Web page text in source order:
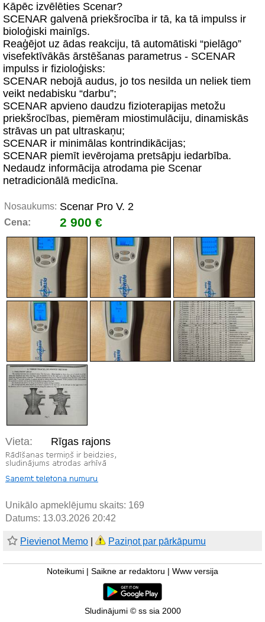
Kāpēc izvēlēties Scenar?
SCENAR galvenā priekšrocība ir tā, ka tā impulss ir
bioloģiski mainīgs.
Reaģējot uz ādas reakciju, tā automātiski “pielāgo”
visefektīvākās ārstēšanas parametrus - SCENAR
impulss ir fizioloģisks:
SCENAR nebojā audus, jo tos nesilda un neliek tiem
veikt nedabisku “darbu”;
SCENAR apvieno daudzu fizioterapijas metožu
priekšrocības, piemēram miostimulāciju, dinamiskās
strāvas un pat ultraskaņu;
SCENAR ir minimālas kontrindikācijas;
SCENAR piemīt ievērojama pretsāpju iedarbība.
Nedaudz informācija atrodama pie Scenar
netradicionālā medicīna.
Nosaukums: Scenar Pro V. 2
Cena: 2 900 €
Vieta: Rīgas rajons
Unikālo apmeklējumu skaits: 169
Datums: 13.03.2026 20:42
Pievienot Memo Paziņot par pārkāpumu
Noteikumi Saikne ar redaktoru Www versija
Sludinājumi © ss sia 2000